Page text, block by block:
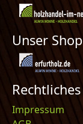
Unser
Rechtliches
Impressum